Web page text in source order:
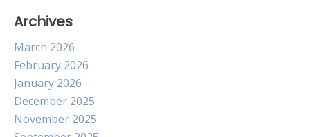
Archives
March 2026
February 2026
January 2026
December 2025
November 2025